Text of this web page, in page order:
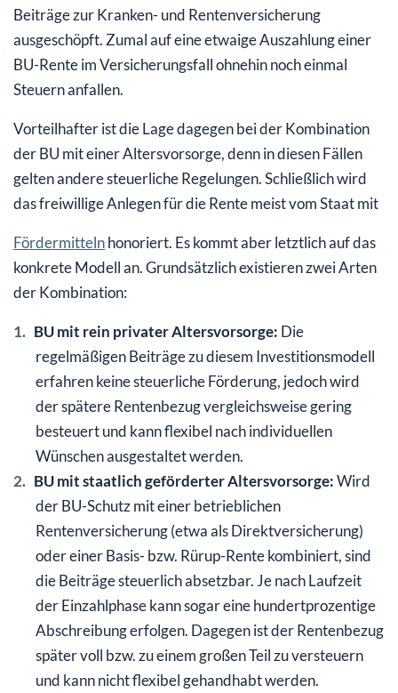
Beiträge zur Kranken- und Rentenversicherung
ausgeschöpft. Zumal auf eine etwaige Auszahlung einer
BU-Rente im Versicherungsfall ohnehin noch einmal
Steuern anfallen.
Vorteilhafter ist die Lage dagegen bei der Kombination
der BU mit einer Altersvorsorge, denn in diesen Fällen
gelten andere steuerliche Regelungen. Schließlich wird
das freiwillige Anlegen für die Rente meist vom Staat mit
Fördermittelnhonoriert. Es kommt aber letztlich auf das
konkrete Modell an. Grundsätzlich existieren zwei Arten
der Kombination:
BU mit rein privater Altersvorsorge: Die
regelmäßigen Beiträge zu diesem Investitionsmodell
erfahren keine steuerliche Förderung, jedoch wird
der spätere Rentenbezug vergleichsweise gering
besteuert und kann flexibel nach individuellen
Wünschen ausgestaltet werden.
BU mit staatlich geförderter Altersvorsorge:Wird
der BU-Schutz mit einer betrieblichen
Rentenversicherung (etwa als Direktversicherung)
oder einer Basis- bzw. Rürup-Rente kombiniert, sind
die Beiträge steuerlich absetzbar. Je nach Laufzeit
der Einzahlphase kann sogar eine hundertprozentige
Abschreibung erfolgen. Dagegen ist der Rentenbezug
später voll bzw. zu einem großen Teil zu versteuern
und kann nicht flexibel gehandhabt werden.